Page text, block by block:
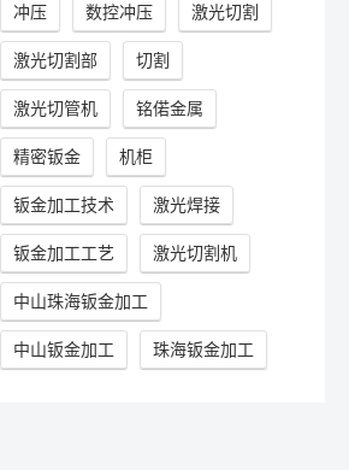
冲压 数控冲压 激光切割
激光切割部 切割
激光切管机 铭偌金属
精密钣金 机柜
钣金加工技术 激光焊接
钣金加工工艺 激光切割机
中山珠海钣金加工
中山钣金加工 珠海钣金加工